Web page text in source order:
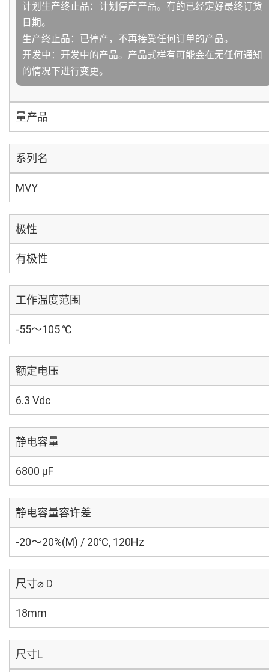
计划生产终止品：计划停产产品。有的已经定好最终订货
日期。
生产终止品：已停产，不再接受任何订单的产品。
开发中：开发中的产品。产品式样有可能会在无任何通知
的情况下进行变更。
量产品
系列名
MVY
极性
有极性
工作温度范围
-55～105 ℃
额定电压
6.3 Vdc
静电容量
6800 µF
静电容量容许差
-20～20%(M) / 20℃, 120Hz
尺寸⌀ D
18mm
尺寸L